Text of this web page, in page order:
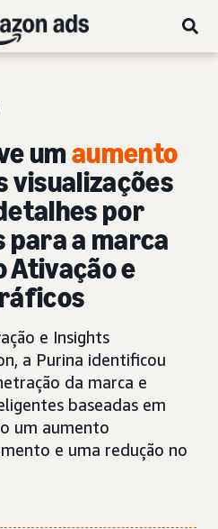
umaumento
visualizações
por
para a marca
Ativação e
e Insights
a Purina identificou
da marca e
baseadas em
um aumento
e uma redução no